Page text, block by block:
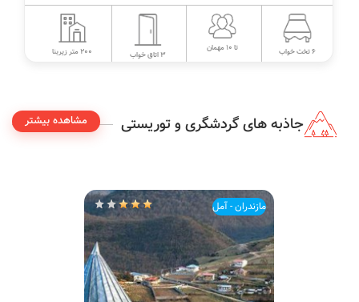
6 تخت خواب تا 10 مهمان
3 اتاق خواب 200 متر زیربنا
جاذبه های گردشگری و توریستی مشاهده بیشتر
مازندران - آمل